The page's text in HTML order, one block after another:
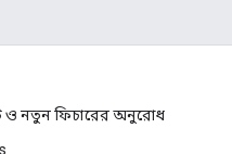
ও নতুন ফিচারের অনুরোধ